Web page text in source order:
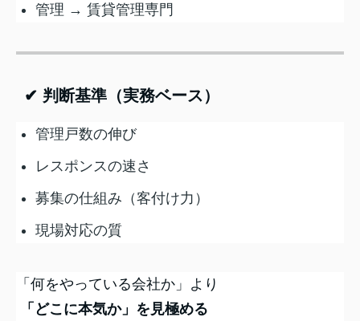
管理 → 賃貸管理専門
✔ 判断基準（実務ベース）
管理戸数の伸び
レスポンスの速さ
募集の仕組み（客付け力）
現場対応の質
「何をやっている会社か」より
「どこに本気か」を見極める